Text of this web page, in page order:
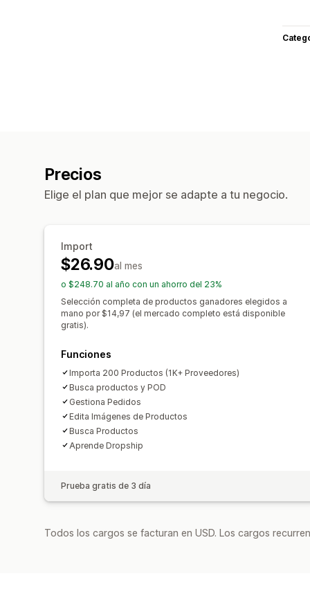
Precios
Elige el plan que mejor se adapte a tu negocio.
Import
$26.90al mes
o $248.70 al año con un ahorro del 23%
Selección completa de productos ganadores elegidos a
mano por $14,97 (el mercado completo está disponible
gratis).
Funciones
Importa 200 Productos (1K+ Proveedores)
Busca productos y POD
Gestiona Pedidos
Edita Imágenes de Productos
Busca Productos
Aprende Dropship
Prueba gratis de 3 día
Todos los cargos se facturan en USD. Los cargos